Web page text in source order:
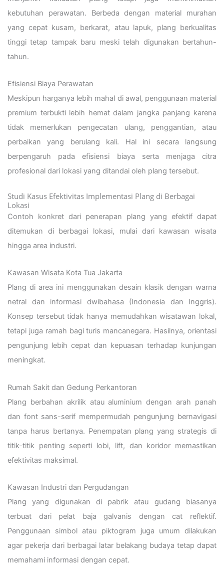
kebutuhan perawatan. Berbeda dengan material murahan
yang cepat kusam, berkarat, atau lapuk, plang berkualitas
tinggi tetap tampak baru meski telah digunakan bertahun-
tahun.
Efisiensi Biaya Perawatan
Meskipun harganya lebih mahal di awal, penggunaan material
premium terbukti lebih hemat dalam jangka panjang karena
tidak memerlukan pengecatan ulang, penggantian, atau
perbaikan yang berulang kali. Hal ini secara langsung
berpengaruh pada efisiensi biaya serta menjaga citra
profesional dari lokasi yang ditandai oleh plang tersebut.
Studi Kasus Efektivitas Implementasi Plang di Berbagai
Lokasi
Contoh konkret dari penerapan plang yang efektif dapat
ditemukan di berbagai lokasi, mulai dari kawasan wisata
hingga area industri.
Kawasan Wisata Kota Tua Jakarta
Plang di area ini menggunakan desain klasik dengan warna
netral dan informasi dwibahasa (Indonesia dan Inggris).
Konsep tersebut tidak hanya memudahkan wisatawan lokal,
tetapi juga ramah bagi turis mancanegara. Hasilnya, orientasi
pengunjung lebih cepat dan kepuasan terhadap kunjungan
meningkat.
Rumah Sakit dan Gedung Perkantoran
Plang berbahan akrilik atau aluminium dengan arah panah
dan font sans-serif mempermudah pengunjung bernavigasi
tanpa harus bertanya. Penempatan plang yang strategis di
titik-titik penting seperti lobi, lift, dan koridor memastikan
efektivitas maksimal.
Kawasan Industri dan Pergudangan
Plang yang digunakan di pabrik atau gudang biasanya
terbuat dari pelat baja galvanis dengan cat reflektif.
Penggunaan simbol atau piktogram juga umum dilakukan
agar pekerja dari berbagai latar belakang budaya tetap dapat
memahami informasi dengan cepat.